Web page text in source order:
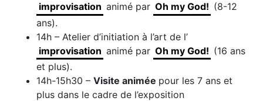
improvisation animé par Oh my God! (8-12
ans).
14h – Atelier d’initiation à l’art de l’
improvisation animé par Oh my God! (16 ans
et plus).
14h-15h30 –Visite animée pour les 7 ans et
plus dans le cadre de l’exposition